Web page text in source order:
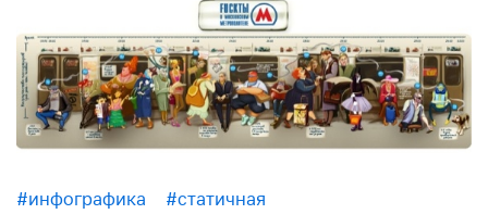
#инфографика #статичная